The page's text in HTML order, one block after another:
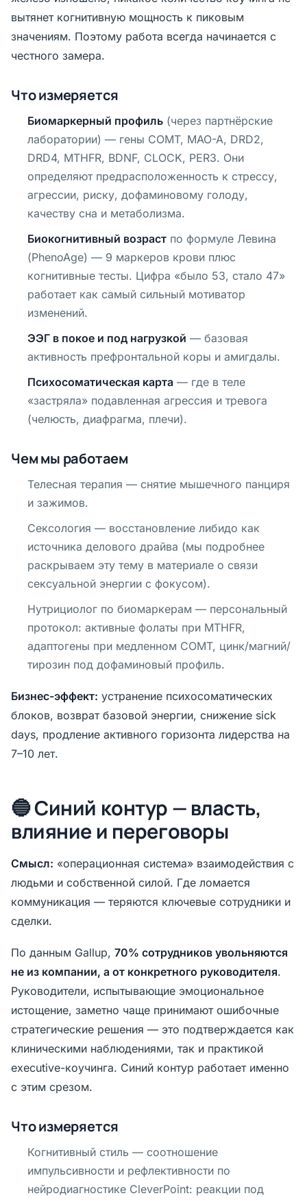
вытянет когнитивную мощность к пиковым
значениям. Поэтому работа всегда начинается с
честного замера.
Что измеряется
Биомаркерный профиль (через партнёрские
лаборатории) — гены COMT, MAO-A, DRD2,
DRD4, MTHFR, BDNF, CLOCK, PER3. Они
определяют предрасположенность к стрессу,
агрессии, риску, дофаминовому голоду,
качеству сна и метаболизма.
Биокогнитивный возраст по формуле Левина
(PhenoAge) — 9 маркеров крови плюс
когнитивные тесты. Цифра «было 53, стало 47»
работает как самый сильный мотиватор
изменений.
ЭЭГ в покое и под нагрузкой — базовая
активность префронтальной коры и амигдалы.
Психосоматическая карта — где в теле
«застряла» подавленная агрессия и тревога
(челюсть, диафрагма, плечи).
Чем мы работаем
Телесная терапия — снятие мышечного панциря
и зажимов.
Сексология — восстановление либидо как
источника делового драйва (мы подробнее
раскрываем эту тему в материале о связи
сексуальной энергии с фокусом).
Нутрициолог по биомаркерам — персональный
протокол: активные фолаты при MTHFR,
адаптогены при медленном COMT, цинк/магний/
тирозин под дофаминовый профиль.
Бизнес-эффект: устранение психосоматических
блоков, возврат базовой энергии, снижение sick
days, продление активного горизонта лидерства на
7–10 лет.
🔵 Синий контур — власть,
влияние и переговоры
Смысл: «операционная система» взаимодействия с
людьми и собственной силой. Где ломается
коммуникация — теряются ключевые сотрудники и
сделки.
По данным Gallup, 70% сотрудников увольняются
не из компании, а от конкретного руководителя.
Руководители, испытывающие эмоциональное
истощение, заметно чаще принимают ошибочные
стратегические решения — это подтверждается как
клиническими наблюдениями, так и практикой
executive-коучинга. Синий контур работает именно
с этим срезом.
Что измеряется
Когнитивный стиль — соотношение
импульсивности и рефлективности по
нейродиагностике CleverPoint: реакции под